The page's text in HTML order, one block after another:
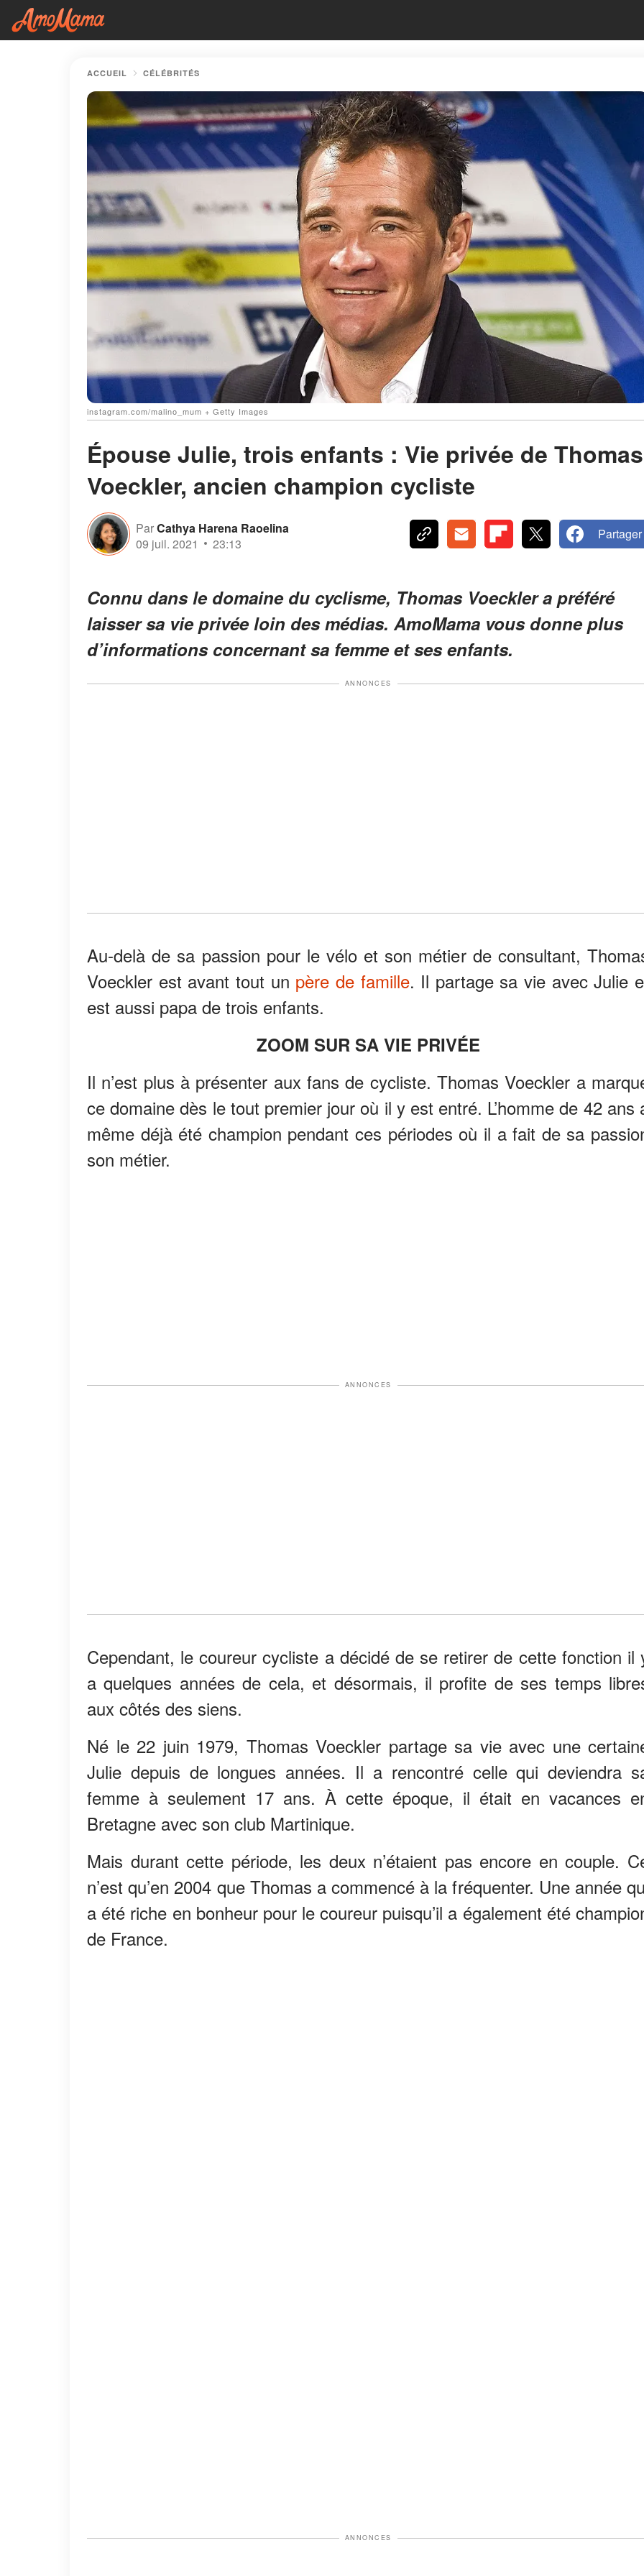
ACCUEIL CÉLÉBRITÉS
instagram.com/malino_mum + Getty Images
Épouse Julie, trois enfants : Vie privée de Thomas
Voeckler, ancien champion cycliste
ParCathya Harena Raoelina
09 juil. 2021
23:13
Partager
Connu dans le domaine du cyclisme, Thomas Voeckler a préféré
laisser sa vie privée loin des médias. AmoMama vous donne plus
d’informations concernant sa femme et ses enfants.
ANNONCES
Au-delà de sa passion pour le vélo et son métier de consultant,
Voeckler est avant tout un père de famille. Il partage sa vie avec Julie
est aussi papa de trois enfants.
ZOOM SUR SA VIE PRIVÉE
Il n’est plus à présenter aux fans de cycliste. Thomas Voeckler a
ce domaine dès le tout premier jour où il y est entré. L’homme de 42 ans
même déjà été champion pendant ces périodes où il a fait de sa
son métier.
ANNONCES
Cependant, le coureur cycliste a décidé de se retirer de cette fonction il
a quelques années de cela, et désormais, il profite de ses temps
aux côtés des siens.
Né le 22 juin 1979, Thomas Voeckler partage sa vie avec une
Julie depuis de longues années. Il a rencontré celle qui deviendra
femme à seulement 17 ans. À cette époque, il était en vacances
Bretagne avec son club Martinique.
Mais durant cette période, les deux n’étaient pas encore en couple.
n’est qu’en 2004 que Thomas a commencé à la fréquenter. Une année
a été riche en bonheur pour le coureur puisqu’il a également été
de France.
ANNONCES